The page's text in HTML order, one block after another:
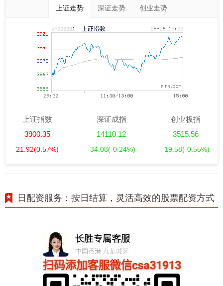
上证走势 深证走势 创业走势
上证指数
3900.35
21.92(0.57%)
深证成指
14110.12
-34.08(-0.24%)
创业板指
3515.56
-19.58(-0.55%)
日配资服务：按日结算，灵活高效的股票配资方式